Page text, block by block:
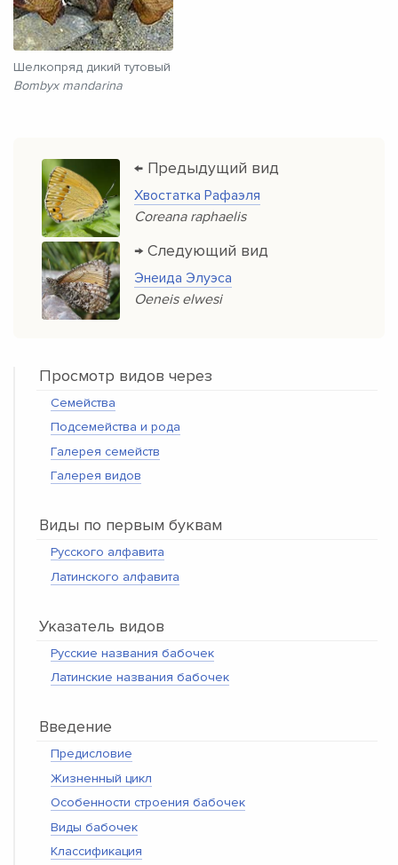
Шелкопряд дикий тутовый
Bombyx mandarina
← Предыдущий вид
Хвостатка Рафаэля
Coreana raphaelis
→ Следующий вид
Энеида Элуэса
Oeneis elwesi
Просмотр видов через
Семейства
Подсемейства и рода
Галерея семейств
Галерея видов
Виды по первым буквам
Русского алфавита
Латинского алфавита
Указатель видов
Русские названия бабочек
Латинские названия бабочек
Введение
Предисловие
Жизненный цикл
Особенности строения бабочек
Виды бабочек
Классификация